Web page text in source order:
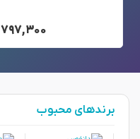
۷۹۷,۳۰۰
برندهای محبوب